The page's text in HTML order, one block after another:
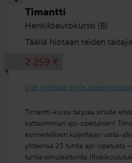
Timantti
Henkilöautokurssi (B)
Täällä hiotaan teiden
2 259 €
Voit maksaa myös
Timantti-kurssi tarjoaa sinulle
kattavimman ajo-opetuksen!
esimerkillisen kuljettajan vasta-
yhteensä 23 tuntia ajo-opetusta
tuntia simulaattorilla